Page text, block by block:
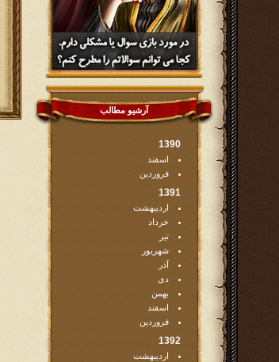
آرشیو مطالب
1390
اسفند
فروردین
1391
اردیبهشت
خرداد
تیر
شهریور
آذر
دی
بهمن
اسفند
فروردین
1392
اردیبهشت